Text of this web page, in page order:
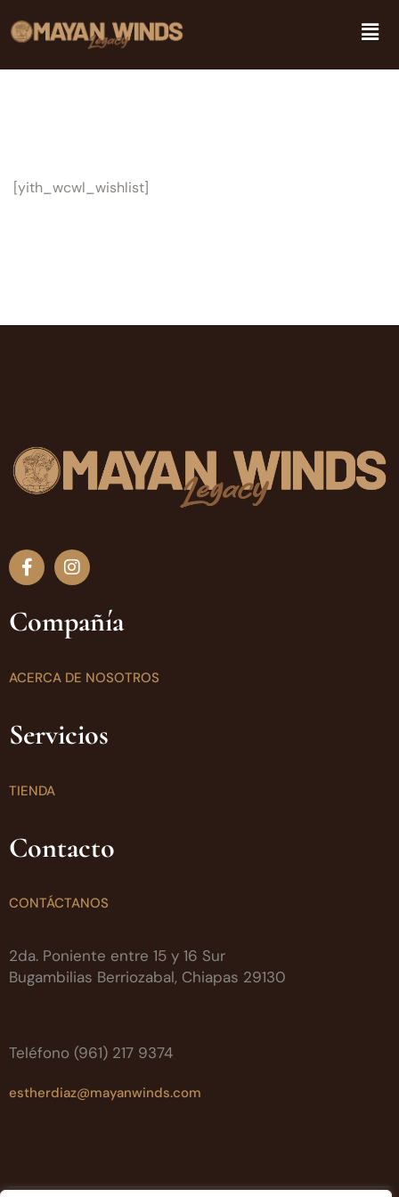
[yith_wcwl_wishlist]
Compañía
ACERCA DE NOSOTROS
Servicios
TIENDA
Contacto
CONTÁCTANOS
2da. Poniente entre 15 y 16 Sur
Bugambilias Berriozabal, Chiapas 29130
Teléfono (961) 217 9374
estherdiaz@mayanwinds.com